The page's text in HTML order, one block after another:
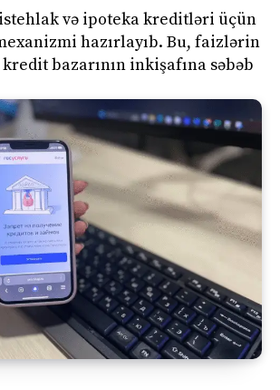
və ipoteka kreditləri üçün
hazırlayıb. Bu, faizlərin
kredit bazarının inkişafına səbəb